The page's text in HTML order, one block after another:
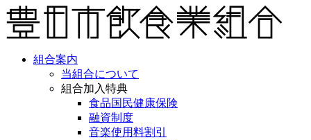
組合案内
当組合について
組合加入特典
食品国民健康保険
融資制度
音楽使用料割引